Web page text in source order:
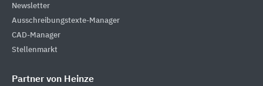
Newsletter
Ausschreibungstexte-Manager
CAD-Manager
Stellenmarkt
Partner von Heinze